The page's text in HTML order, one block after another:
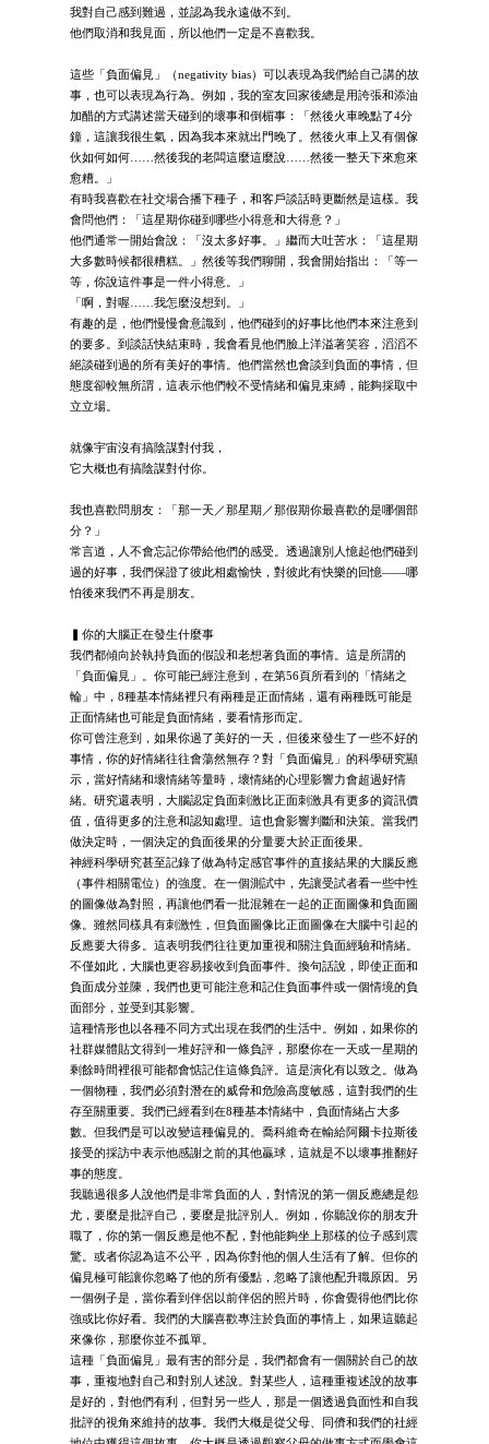
我對自己感到難過，並認為我永遠做不到。
他們取消和我見面，所以他們一定是不喜歡我。
這些「負面偏見」（negativity bias）可以表現為我們給自己講的故
事，也可以表現為行為。例如，我的室友回家後總是用誇張和添油
加醋的方式講述當天碰到的壞事和倒楣事：「然後火車晚點了4分
鐘，這讓我很生氣，因為我本來就出門晚了。然後火車上又有個傢
伙如何如何……然後我的老闆這麼這麼說……然後一整天下來愈來
愈糟。」
有時我喜歡在社交場合播下種子，和客戶談話時更斷然是這樣。我
會問他們：「這星期你碰到哪些小得意和大得意？」
他們通常一開始會說：「沒太多好事。」繼而大吐苦水：「這星期
大多數時候都很糟糕。」然後等我們聊開，我會開始指出：「等一
等，你說這件事是一件小得意。」
「啊，對喔……我怎麼沒想到。」
有趣的是，他們慢慢會意識到，他們碰到的好事比他們本來注意到
的要多。到談話快結束時，我會看見他們臉上洋溢著笑容，滔滔不
絕談碰到過的所有美好的事情。他們當然也會談到負面的事情，但
態度卻較無所謂，這表示他們較不受情緒和偏見束縛，能夠採取中
立立場。
就像宇宙沒有搞陰謀對付我，
它大概也有搞陰謀對付你。
我也喜歡問朋友：「那一天／那星期／那假期你最喜歡的是哪個部
分？」
常言道，人不會忘記你帶給他們的感受。透過讓別人憶起他們碰到
過的好事，我們保證了彼此相處愉快，對彼此有快樂的回憶——哪
怕後來我們不再是朋友。
▍你的大腦正在發生什麼事
我們都傾向於執持負面的假設和老想著負面的事情。這是所謂的
「負面偏見」。你可能已經注意到，在第56頁所看到的「情緒之
輪」中，8種基本情緒裡只有兩種是正面情緒，還有兩種既可能是
正面情緒也可能是負面情緒，要看情形而定。
你可曾注意到，如果你過了美好的一天，但後來發生了一些不好的
事情，你的好情緒往往會蕩然無存？對「負面偏見」的科學研究顯
示，當好情緒和壞情緒等量時，壞情緒的心理影響力會超過好情
緒。研究還表明，大腦認定負面刺激比正面刺激具有更多的資訊價
值，值得更多的注意和認知處理。這也會影響判斷和決策。當我們
做決定時，一個決定的負面後果的分量要大於正面後果。
神經科學研究甚至記錄了做為特定感官事件的直接結果的大腦反應
（事件相關電位）的強度。在一個測試中，先讓受試者看一些中性
的圖像做為對照，再讓他們看一批混雜在一起的正面圖像和負面圖
像。雖然同樣具有刺激性，但負面圖像比正面圖像在大腦中引起的
反應要大得多。這表明我們往往更加重視和關注負面經驗和情緒。
不僅如此，大腦也更容易接收到負面事件。換句話說，即使正面和
負面成分並陳，我們也更可能注意和記住負面事件或一個情境的負
面部分，並受到其影響。
這種情形也以各種不同方式出現在我們的生活中。例如，如果你的
社群媒體貼文得到一堆好評和一條負評，那麼你在一天或一星期的
剩餘時間裡很可能都會惦記住這條負評。這是演化有以致之。做為
一個物種，我們必須對潛在的威脅和危險高度敏感，這對我們的生
存至關重要。我們已經看到在8種基本情緒中，負面情緒占大多
數。但我們是可以改變這種偏見的。喬科維奇在輸給阿爾卡拉斯後
接受的採訪中表示他感謝之前的其他贏球，這就是不以壞事推翻好
事的態度。
我聽過很多人說他們是非常負面的人，對情況的第一個反應總是怨
尤，要麼是批評自己，要麼是批評別人。例如，你聽說你的朋友升
職了，你的第一個反應是他不配，對他能夠坐上那樣的位子感到震
驚。或者你認為這不公平，因為你對他的個人生活有了解。但你的
偏見極可能讓你忽略了他的所有優點，忽略了讓他配升職原因。另
一個例子是，當你看到伴侶以前伴侶的照片時，你會覺得他們比你
強或比你好看。我們的大腦喜歡專注於負面的事情上，如果這聽起
來像你，那麼你並不孤單。
這種「負面偏見」最有害的部分是，我們都會有一個關於自己的故
事，重複地對自己和對別人述說。對某些人，這種重複述說的故事
是好的，對他們有利，但對另一些人，那是一個透過負面性和自我
批評的視角來維持的故事。我們大概是從父母、同儕和我們的社經